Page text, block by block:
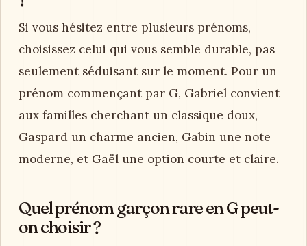
Si vous hésitez entre plusieurs prénoms,
choisissez celui qui vous semble durable, pas
seulement séduisant sur le moment. Pour un
prénom commençant par G, Gabriel convient
aux familles cherchant un classique doux,
Gaspard un charme ancien, Gabin une note
moderne, et Gaël une option courte et claire.
Quel prénom garçon rare en G peut-
on choisir ?